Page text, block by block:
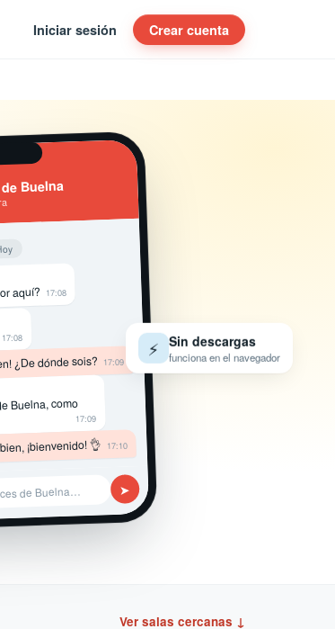
Iniciar sesión Crear cuenta
Buelna
aquí? 17:08
17:08
¿De dónde sois? 17:09
Buelna, como
17:09
¡bienvenido! 👌 17:10
de Buelna… ➤
⚡ Sin descargas
funciona en el navegador
Ver salas cercanas ↓